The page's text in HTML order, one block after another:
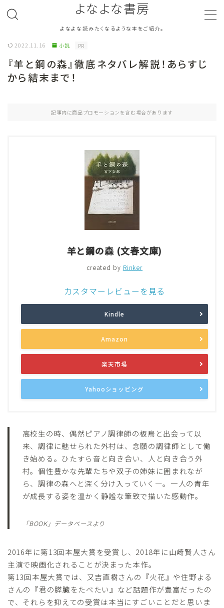
よなよな書房
よなよな読みたくなるような本をご紹介。
ジャンル Genre
Good Reading
2022.11.16 小説 PR
『羊と鋼の森』徹底ネタバレ解説！あらすじ
から結末まで！
記事内に商品プロモーションを含む場合があります
羊と鋼の森 (文春文庫)
created by Rinker
カスタマーレビューを見る
Kindle
Amazon
楽天市場
Yahooショッピング
高校生の時、偶然ピアノ調律師の板鳥と出会って以
来、調律に魅せられた外村は、念願の調律師として働
き始める。ひたすら音と向き合い、人と向き合う外
村。個性豊かな先輩たちや双子の姉妹に囲まれなが
ら、調律の森へと深く分け入っていく―。一人の青年
が成長する姿を温かく静謐な筆致で描いた感動作。
「BOOK」データベースより
2016年に第13回本屋大賞を受賞し、2018年に山崎賢人さん
主演で映画化されることが決まった本作。
第13回本屋大賞では、又吉直樹さんの『火花』や住野よる
さんの『君の膵臓をたべたい』など話題作が豊富だったの
で、それらを抑えての受賞は本当にすごいことだと思いま